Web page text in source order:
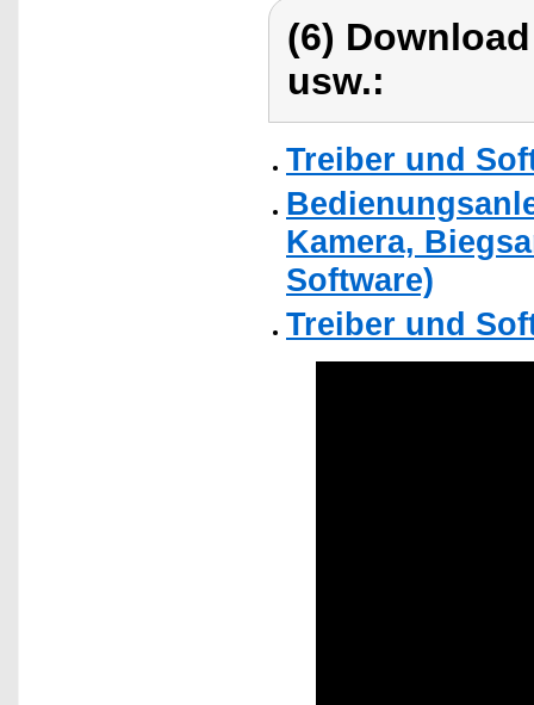
(6)
usw.:
Treiber und
Kamera,
Software)
Treiber und